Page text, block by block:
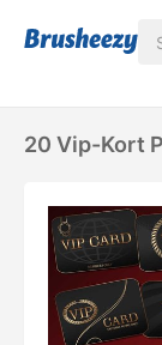
20 Vip-Kort